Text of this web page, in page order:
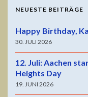
NEUESTE BEITRÄGE
Happy Birthday,
30. JULI 2026
12. Juli: Aachen
Heights Day
19. JUNI 2026